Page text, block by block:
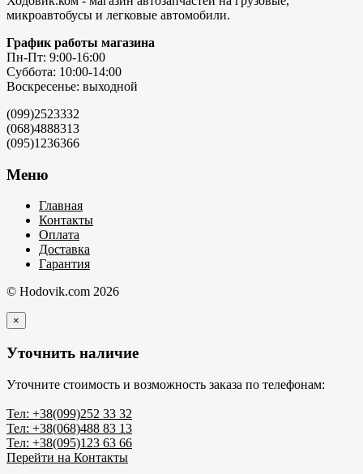
микроавтобусы и легковые автомобили.
График работы магазина
Пн-Пт: 9:00-16:00
Суббота: 10:00-14:00
Воскресенье: выходной
(099)2523332
(068)4888313
(095)1236366
Меню
Главная
Контакты
Оплата
Доставка
Гарантия
© Hodovik.com 2026
×
Уточнить наличие
Уточните стоимость и возможность заказа по телефонам:
Тел: +38(099)252 33 32
Тел: +38(068)488 83 13
Тел: +38(095)123 63 66
Перейти на Контакты